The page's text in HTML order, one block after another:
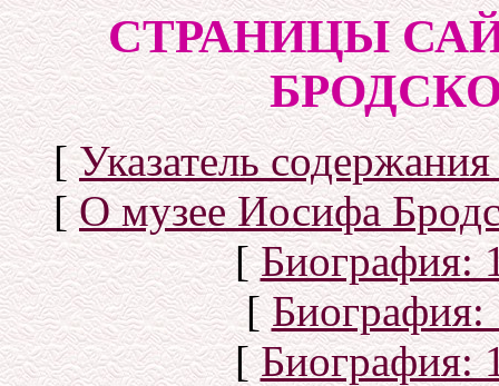
СТРАНИЦЫ
[Указатель
[О музее Иосифа
[Биография:
[Биография:
[Биография: